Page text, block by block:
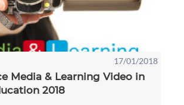
17/01/2018
Media & Learning Video in
2018